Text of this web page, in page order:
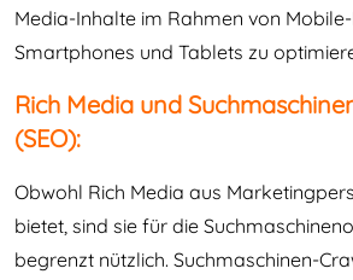
Media-Inhalte im Rahmen von
Smartphones und Tablets zu
Rich Media und
(SEO):
Obwohl Rich Media aus
bietet, sind sie für die
begrenzt nützlich. Suchmaschinen-